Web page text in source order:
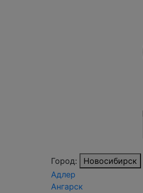
Город:
Новосибирск
Адлер
Ангарск